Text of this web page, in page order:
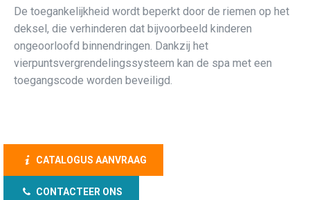
De toegankelijkheid wordt beperkt door de riemen op het
deksel, die verhinderen dat bijvoorbeeld kinderen
ongeoorloofd binnendringen. Dankzij het
vierpuntsvergrendelingssysteem kan de spa met een
toegangscode worden beveiligd.
CATALOGUS AANVRAAG
CONTACTEER ONS